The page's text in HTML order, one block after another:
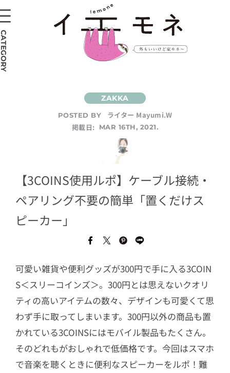
POSTED BY
ライター Mayumi.W
掲載日:
MAR 16TH, 2021.
【3COINS使用ルポ】ケーブル接続・
ペアリング不要の簡単「置くだけス
ピーカー」
可愛い雑貨や便利グッズが300円で手に入る3COIN
S＜スリーコインズ＞。300円とは思えないクオリ
ティの高いアイテムの数々、デザインも可愛くて思
わず手に取ってしまいます。300円以外の商品も置
かれている3COINSにはモバイル製品もたくさん。
そのどれもがおしゃれで低価格です。今回はスマホ
で音楽を聴くときに便利なスピーカーをルポ！難